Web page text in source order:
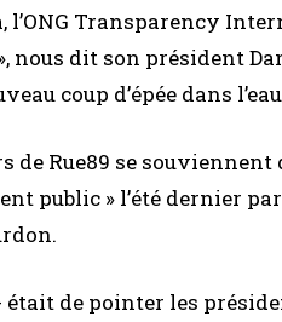
l’ONG Transparency
nous dit son président
coup d’épée dans
de Rue89 se
public » l’été dernier
était de pointer les